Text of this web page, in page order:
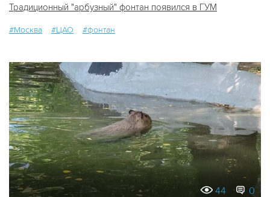
Традиционный "арбузный" фонтан появился в ГУМ
#Москва #ЦАО #фонтан
44 0